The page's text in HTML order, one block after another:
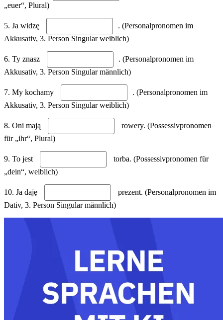
„euer“, Plural)
5. Ja widzę
. (Personalpronomen im
Akkusativ, 3. Person Singular weiblich)
6. Ty znasz
. (Personalpronomen im
Akkusativ, 3. Person Singular männlich)
7. My kochamy
. (Personalpronomen im
Akkusativ, 3. Person Singular weiblich)
8. Oni mają
rowery. (Possessivpronomen
für „ihr“, Plural)
9. To jest
torba. (Possessivpronomen für
„dein“, weiblich)
10. Ja daję
prezent. (Personalpronomen im
Dativ, 3. Person Singular männlich)